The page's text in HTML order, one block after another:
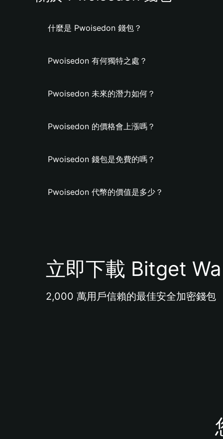
什麼是 Pwoisedon 錢包？
Pwoisedon 有何獨特之處？
Pwoisedon 未來的潛力如何？
Pwoisedon 的價格會上漲嗎？
Pwoisedon 錢包是免費的嗎？
Pwoisedon 代幣的價值是多少？
立即下載 Bitget
2,000 萬用戶信賴的最佳安全加密錢包